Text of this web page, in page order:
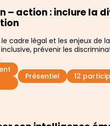
– action : inclure la
cadre légal et les enjeux de
prévenir les
Présentiel 12